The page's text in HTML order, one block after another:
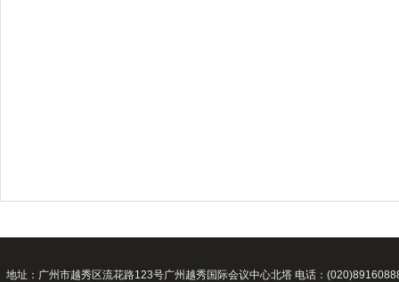
地址：广州市越秀区流花路123号广州越秀国际会议中心北塔 电话：